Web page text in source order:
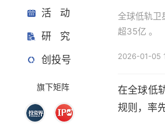
活 动
研 究
创投号
旗下矩阵
全球低轨卫
超35亿 。
2026-01-05
在全球低
规则，率